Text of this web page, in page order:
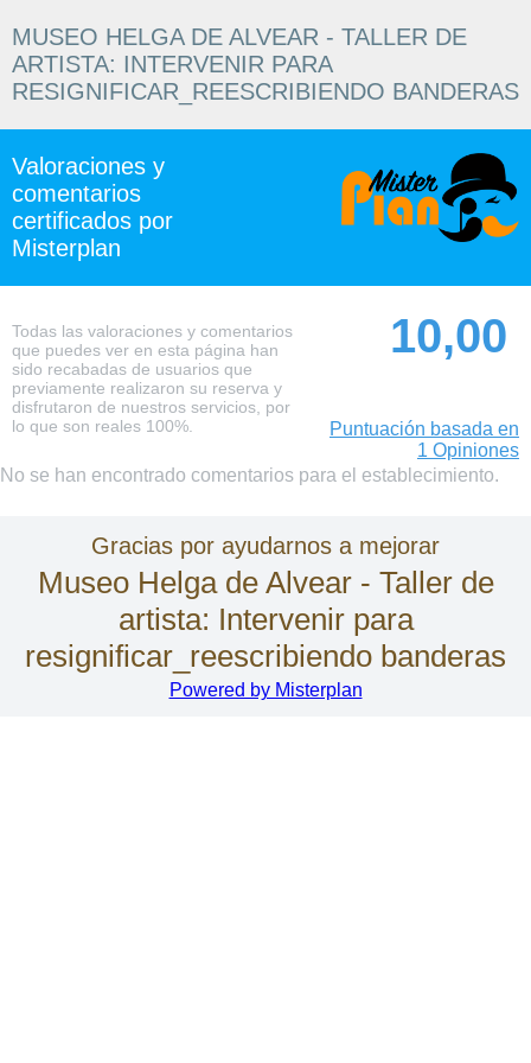
MUSEO HELGA DE ALVEAR - TALLER DE
ARTISTA: INTERVENIR PARA
RESIGNIFICAR_REESCRIBIENDO BANDERAS
Valoraciones y
comentarios
certificados por
Misterplan
Todas las valoraciones y comentarios
que puedes ver en esta página han
sido recabadas de usuarios que
previamente realizaron su reserva y
disfrutaron de nuestros servicios, por
lo que son reales 100%.
10,00
Puntuación basada en
1 Opiniones
No se han encontrado comentarios para el establecimiento.
Gracias por ayudarnos a mejorar
Museo Helga de Alvear - Taller de
artista: Intervenir para
resignificar_reescribiendo banderas
Powered by Misterplan